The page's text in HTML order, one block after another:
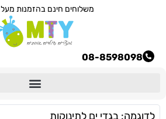
משלוחים חינם בהזמנות מעל ₪200
08-8598098